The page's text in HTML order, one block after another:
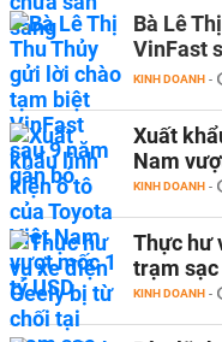
Bà Lê
VinFast
KINH DOANH -
Xuất
Nam
KINH DOANH -
Thực hư
trạm sạc
KINH DOANH -